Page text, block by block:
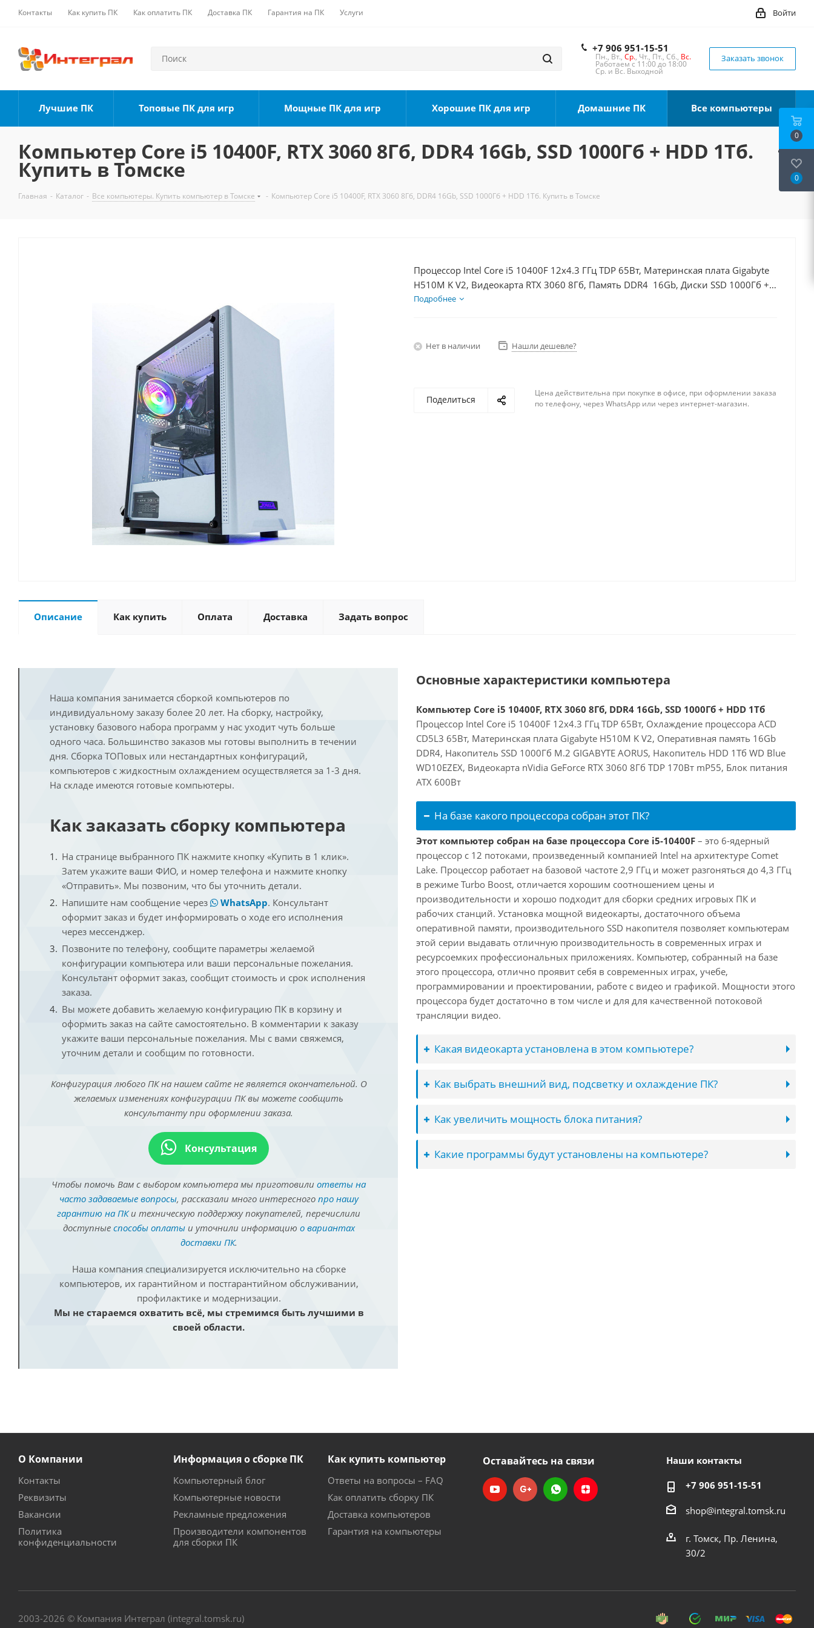
Контакты Как купить ПК Как оплатить ПК Доставка ПК Гарантия на ПК Услуги Войти
+7 906 951-15-51
Пн., Вт., Ср., Чт., Пт., Сб., Вс.
Работаем с 11:00 до 18:00
Ср. и Вс. Выходной
Заказать звонок
Лучшие ПК Топовые ПК для игр Мощные ПК для игр Хорошие ПК для игр Домашние ПК Все компьютеры
Компьютер Core i5 10400F, RTX 3060 8Гб, DDR4 16Gb, SSD 1000Гб + HDD 1Тб.
Купить в Томске
Главная - Каталог - Все компьютеры. Купить компьютер в Томске - Компьютер Core i5 10400F, RTX 3060 8Гб, DDR4 16Gb, SSD 1000Гб + HDD 1Тб. Купить в Томске
Процессор Intel Core i5 10400F 12x4.3 ГГц TDP 65Вт, Материнская плата Gigabyte
H510M K V2, Видеокарта RTX 3060 8Гб, Память DDR4 16Gb, Диски SSD 1000Гб +
HDD 1Тб, БП 600Вт
Подробнее
Нет в наличии Нашли дешевле?
Поделиться
Цена действительна при покупке в офисе, при оформлении заказа
по телефону, через WhatsApp или через интернет-магазин.
Описание Как купить Оплата Доставка Задать вопрос
Наша компания занимается сборкой компьютеров по
индивидуальному заказу более 20 лет. На сборку, настройку,
установку базового набора программ у нас уходит чуть больше
одного часа. Большинство заказов мы готовы выполнить в течении
дня. Сборка ТОПовых или нестандартных конфигураций,
компьютеров с жидкостным охлаждением осуществляется за 1-3 дня.
На складе имеются готовые компьютеры.
Как заказать сборку компьютера
На странице выбранного ПК нажмите кнопку «Купить в 1 клик».
Затем укажите ваши ФИО, и номер телефона и нажмите кнопку
«Отправить». Мы позвоним, что бы уточнить детали.
Напишите нам сообщение через
WhatsApp. Консультант
оформит заказ и будет информировать о ходе его исполнения
через мессенджер.
Позвоните по телефону, сообщите параметры желаемой
конфигурации компьютера или ваши персональные пожелания.
Консультант оформит заказ, сообщит стоимость и срок исполнения
заказа.
Вы можете добавить желаемую конфигурацию ПК в корзину и
оформить заказ на сайте самостоятельно. В комментарии к заказу
укажите ваши персональные пожелания. Мы с вами свяжемся,
уточним детали и сообщим по готовности.
Конфигурация любого ПК на нашем сайте не является окончательной. О
желаемых изменениях конфигурации ПК вы можете сообщить
консультанту при оформлении заказа.
Консультация
Чтобы помочь Вам с выбором компьютера мы приготовили ответы на
часто задаваемые вопросы, рассказали много интересного про нашу
гарантию на ПКи техническую поддержку покупателей, перечислили
доступные способы оплатыи уточнили информацию о вариантах
доставки ПК.
Наша компания специализируется исключительно на сборке
компьютеров, их гарантийном и постгарантийном обслуживании,
профилактике и модернизации.
Мы не стараемся охватить всё, мы стремимся быть лучшими в
своей области.
Основные характеристики компьютера
Компьютер Core i5 10400F, RTX 3060 8Гб, DDR4 16Gb, SSD 1000Гб + HDD 1Тб
Процессор Intel Core i5 10400F 12x4.3 ГГц TDP 65Вт, Охлаждение процессора ACD
CD5L3 65Вт, Материнская плата Gigabyte H510M K V2, Оперативная память 16Gb
DDR4, Накопитель SSD 1000Гб M.2 GIGABYTE AORUS, Накопитель HDD 1Тб WD Blue
WD10EZEX, Видеокарта nVidia GeForce RTX 3060 8Гб TDP 170Вт mP55, Блок питания
ATX 600Вт
На базе какого процессора собран этот ПК?
Этот компьютер собран на базе процессора Core i5-10400F – это 6-ядерный
процессор с 12 потоками, произведенный компанией Intel на архитектуре Comet
Lake. Процессор работает на базовой частоте 2,9 ГГц и может разгоняться до 4,3 ГГц
в режиме Turbo Boost, отличается хорошим соотношением цены и
производительности и хорошо подходит для сборки средних игровых ПК и
рабочих станций. Установка мощной видеокарты, достаточного объема
оперативной памяти, производительного SSD накопителя позволяет компьютерам
этой серии выдавать отличную производительность в современных играх и
ресурсоемких профессиональных приложениях. Компьютер, собранный на базе
этого процессора, отлично проявит себя в современных играх, учебе,
программировании и проектировании, работе с видео и графикой. Мощности этого
процессора будет достаточно в том числе и для для качественной потоковой
трансляции видео.
Какая видеокарта установлена в этом компьютере?
Как выбрать внешний вид, подсветку и охлаждение ПК?
Как увеличить мощность блока питания?
Какие программы будут установлены на компьютере?
О Компании
Контакты
Реквизиты
Вакансии
Политика
конфиденциальности
Информация о сборке ПК
Компьютерный блог
Компьютерные новости
Рекламные предложения
Производители компонентов
для сборки ПК
Как купить компьютер
Ответы на вопросы – FAQ
Как оплатить сборку ПК
Доставка компьютеров
Гарантия на компьютеры
Оставайтесь на связи Наши контакты
+7 906 951-15-51
shop@integral.tomsk.ru
г. Томск, Пр. Ленина,
30/2
2003-2026 © Компания Интеграл (integral.tomsk.ru)
0
0